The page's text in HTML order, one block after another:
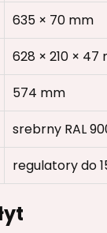
635 × 70 mm
628 × 210 ×
574 mm
srebrny RAL
regulatory do